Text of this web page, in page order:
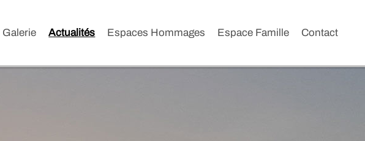
Galerie Actualités Espaces Hommages Espace Famille Contact